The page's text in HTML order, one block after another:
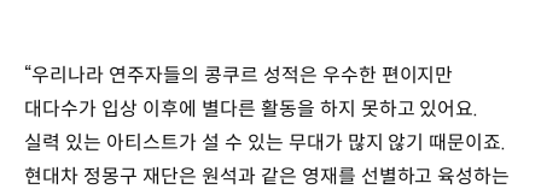
“우리나라 연주자들의 콩쿠르 성적은 우수한 편이지만
대다수가 입상 이후에 별다른 활동을 하지 못하고 있어요.
실력 있는 아티스트가 설 수 있는 무대가 많지 않기 때문이죠.
현대차 정몽구 재단은 원석과 같은 영재를 선별하고 육성하는